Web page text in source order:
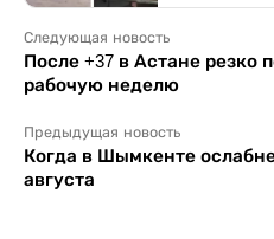
Следующая новость
После +37 в Астане резко
рабочую неделю
Предыдущая новость
Когда в Шымкенте
августа